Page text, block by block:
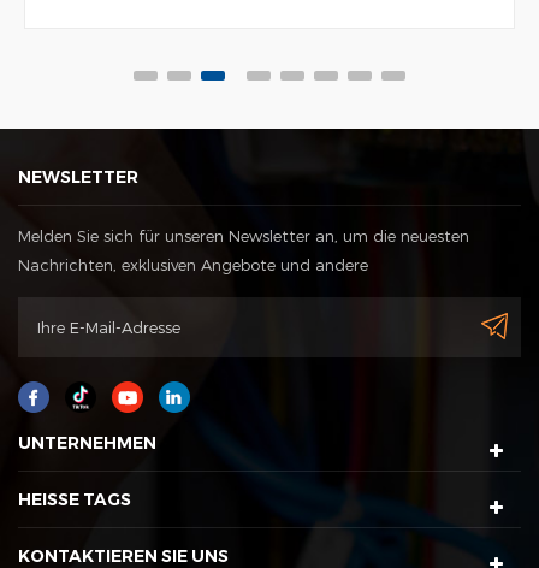
NEWSLETTER
Melden Sie sich für unseren Newsletter an, um die neuesten
Nachrichten, exklusiven Angebote und andere
Rabattinformationen zu erhalten
UNTERNEHMEN
HEISSE TAGS
KONTAKTIEREN SIE UNS